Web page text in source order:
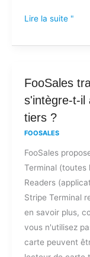
y
des
frais
cachés
?
Lire la suite "
FooSales
s'intègre-t-il
tiers ?
FOOSALES
FooSales
Terminal (toutes
Readers
Stripe Terminal
en savoir plus,
vous n'utilisez
carte peuvent
FooSales
traite-
t-
paiements
ou
s'intègre-
t-
il
à
des